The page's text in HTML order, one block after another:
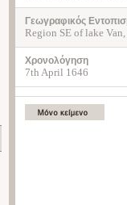
Γεωγραφικός
Region SE of lake
Χρονολόγηση
7th April 1646